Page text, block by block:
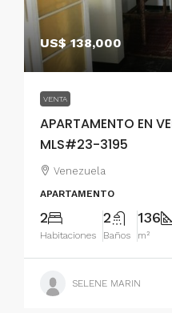
US$ 138,000
VENTA
APARTAMENTO EN
MLS#23-3195
Venezuela
APARTAMENTO
2
Habitaciones
2
Baños
136
m²
SELENE MARIN